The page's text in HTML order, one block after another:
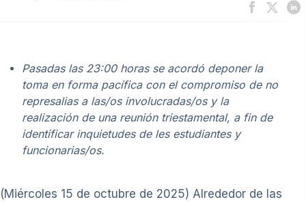
Pasadas las 23:00 horas se acordó deponer la
toma en forma pacífica con el compromiso de no
represalias a las/os involucradas/os y la
realización de una reunión triestamental, a fin de
identificar inquietudes de les estudiantes y
funcionarias/os.
(Miércoles 15 de octubre de 2025) Alrededor de las